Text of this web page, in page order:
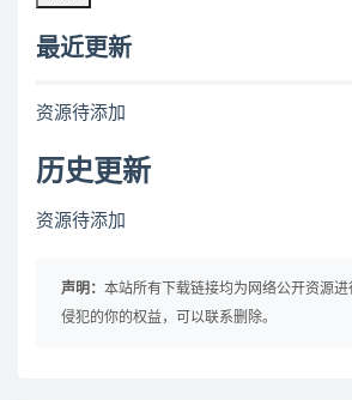
最近更新
资源待添加
历史更新
资源待添加
声明： 本站所有下载链接均为网络公开资源
侵犯的你的权益，可以联系删除。